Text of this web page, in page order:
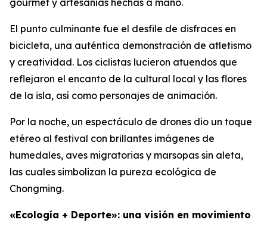
gourmet y artesanías hechas a mano.
El punto culminante fue el desfile de disfraces en
bicicleta, una auténtica demonstración de atletismo
y creatividad. Los ciclistas lucieron atuendos que
reflejaron el encanto de la cultural local y las flores
de la isla, así como personajes de animación.
Por la noche, un espectáculo de drones dio un toque
etéreo al festival con brillantes imágenes de
humedales, aves migratorias y marsopas sin aleta,
las cuales simbolizan la pureza ecológica de
Chongming.
«Ecología + Deporte»: una visión en movimiento